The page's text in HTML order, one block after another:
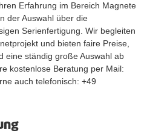
Erfahrung im Bereich Magnete
der Auswahl über die
Serienfertigung. Wir begleiten
und bieten faire Preise,
eine ständig große Auswahl ab
kostenlose Beratung per Mail:
auch telefonisch: +49